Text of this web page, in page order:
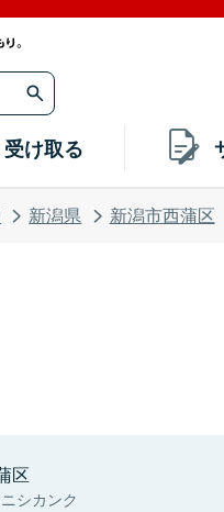
受け取る
新潟県 新潟市西蒲区
区
シカンク